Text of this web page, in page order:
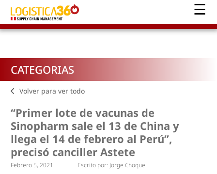
CATEGORIAS
Volver para ver todo
“Primer lote de vacunas de
Sinopharm sale el 13 de China y
llega el 14 de febrero al Perú”,
precisó canciller Astete
Febrero 5, 2021 Escrito por: Jorge Choque